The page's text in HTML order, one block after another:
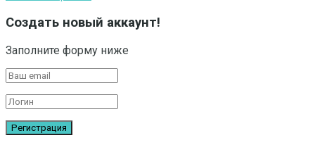
Создать новый аккаунт!
Заполните форму ниже